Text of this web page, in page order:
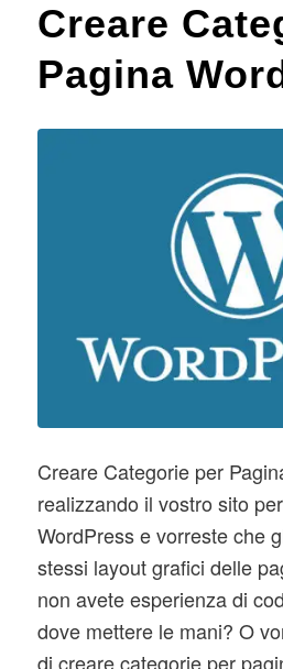
Creare
Pagina
Creare Categorie per
realizzando il vostro sito
WordPress e vorreste che
stessi layout grafici delle
non avete esperienza di
dove mettere le mani? O
di creare categorie per